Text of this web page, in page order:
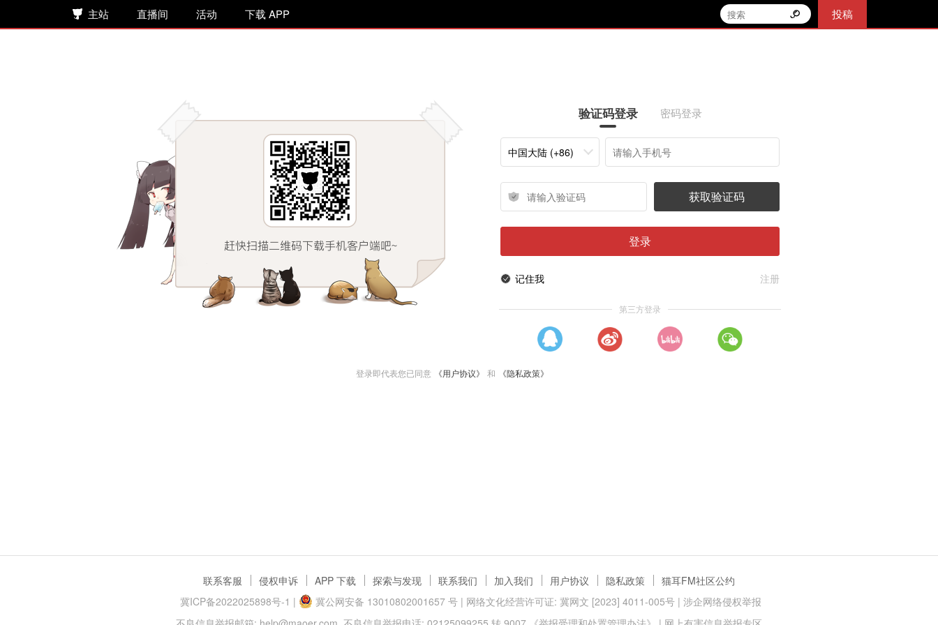
主站 直播间 活动 下载 APP 投稿
验证码登录 密码登录
中国大陆 (+86)
获取验证码
登录
记住我 注册
第三方登录
登录即代表您已同意 《用户协议》 和 《隐私政策》
联系客服 侵权申诉 APP 下载 探索与发现 联系我们 加入我们 用户协议 隐私政策
猫耳FM社区公约
冀ICP备2022025898号-1 | 冀公网安备 13010802001657 号| 网络文化经营许可证: 冀网文 [2023] 4011-005号 | 涉企网络侵权举报